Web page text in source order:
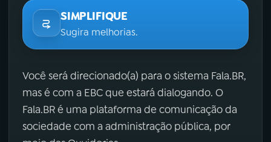
SIMPLIFIQUE
Sugira melhorias.
Você será direcionado(a) para o sistema Fala.BR,
mas é com a EBC que estará dialogando. O
Fala.BR é uma plataforma de comunicação da
sociedade com a administração pública, por